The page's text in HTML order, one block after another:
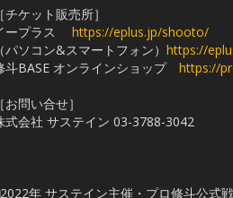
［チケット販売所］
ープラス https://eplus.jp/shooto/
（パソコン&スマートフォン） https://
斗BASE オンラインショップ https://
［お問い合せ］
式会社 サステイン 03-3788-3042
年 サステイン主催・プロ修斗公式